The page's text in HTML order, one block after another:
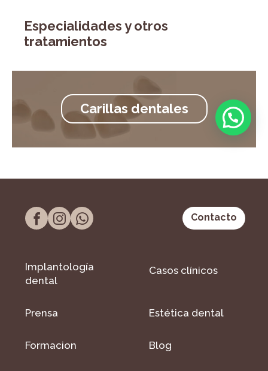
Especialidades y otros
tratamientos
Carillas dentales
Contacto
Implantología
dental
Casos clínicos
Prensa Estética dental
Formacion Blog